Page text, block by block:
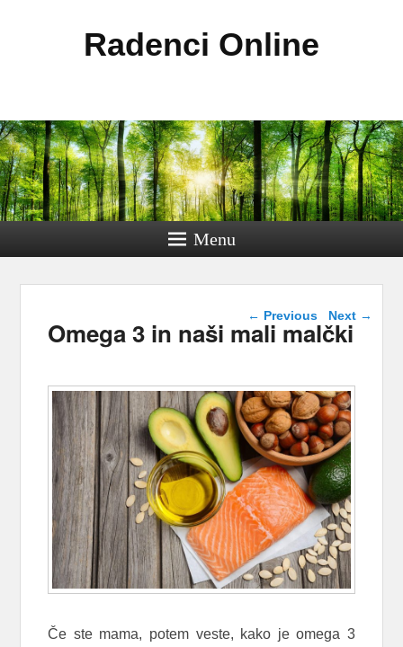
Radenci Online
Menu
Post navigation
← Previous Next →
Omega 3 in naši mali malčki
Če ste mama, potem veste, kako je omega 3